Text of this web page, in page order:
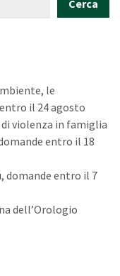
Cerca
le
il 24 agosto
violenza in famiglia
entro il 18
domande entro il 7
dell’Orologio